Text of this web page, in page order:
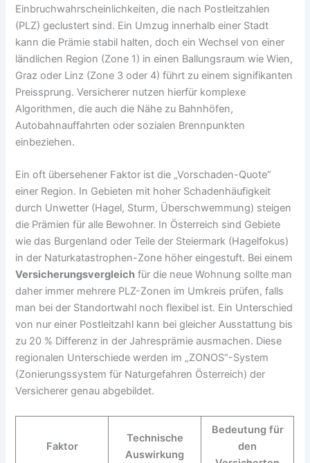
Einbruchwahrscheinlichkeiten, die nach Postleitzahlen
(PLZ) geclustert sind. Ein Umzug innerhalb einer Stadt
kann die Prämie stabil halten, doch ein Wechsel von einer
ländlichen Region (Zone 1) in einen Ballungsraum wie Wien,
Graz oder Linz (Zone 3 oder 4) führt zu einem signifikanten
Preissprung. Versicherer nutzen hierfür komplexe
Algorithmen, die auch die Nähe zu Bahnhöfen,
Autobahnauffahrten oder sozialen Brennpunkten
einbeziehen.
Ein oft übersehener Faktor ist die „Vorschaden-Quote“
einer Region. In Gebieten mit hoher Schadenhäufigkeit
durch Unwetter (Hagel, Sturm, Überschwemmung) steigen
die Prämien für alle Bewohner. In Österreich sind Gebiete
wie das Burgenland oder Teile der Steiermark (Hagelfokus)
in der Naturkatastrophen-Zone höher eingestuft. Bei einem
Versicherungsvergleich für die neue Wohnung sollte man
daher immer mehrere PLZ-Zonen im Umkreis prüfen, falls
man bei der Standortwahl noch flexibel ist. Ein Unterschied
von nur einer Postleitzahl kann bei gleicher Ausstattung bis
zu 20 % Differenz in der Jahresprämie ausmachen. Diese
regionalen Unterschiede werden im „ZONOS“-System
(Zonierungssystem für Naturgefahren Österreich) der
Versicherer genau abgebildet.
Faktor
Technische
Auswirkung
Bedeutung für
den